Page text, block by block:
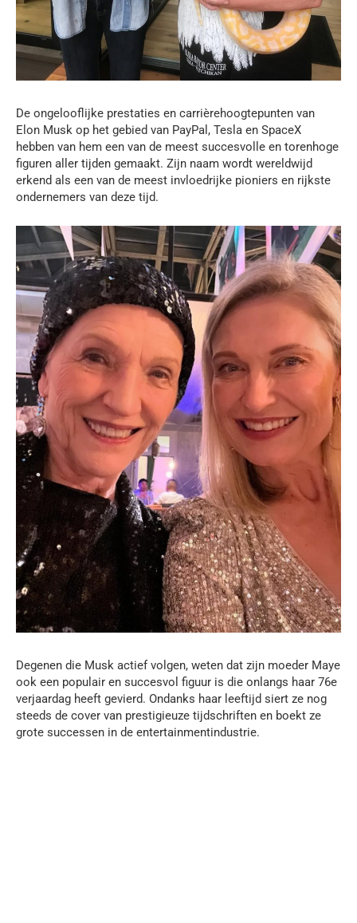
De ongelooflijke prestaties en carrièrehoogtepunten van
Elon Musk op het gebied van PayPal, Tesla en SpaceX
hebben van hem een van de meest succesvolle en torenhoge
figuren aller tijden gemaakt. Zijn naam wordt wereldwijd
erkend als een van de meest invloedrijke pioniers en rijkste
ondernemers van deze tijd.
Degenen die Musk actief volgen, weten dat zijn moeder Maye
ook een populair en succesvol figuur is die onlangs haar 76e
verjaardag heeft gevierd. Ondanks haar leeftijd siert ze nog
steeds de cover van prestigieuze tijdschriften en boekt ze
grote successen in de entertainmentindustrie.